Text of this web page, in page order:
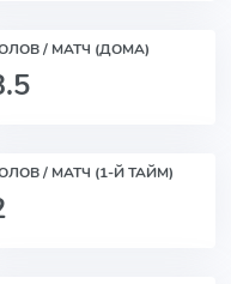
/ МАТЧ (ДОМА)
/ МАТЧ (1-Й ТАЙМ)